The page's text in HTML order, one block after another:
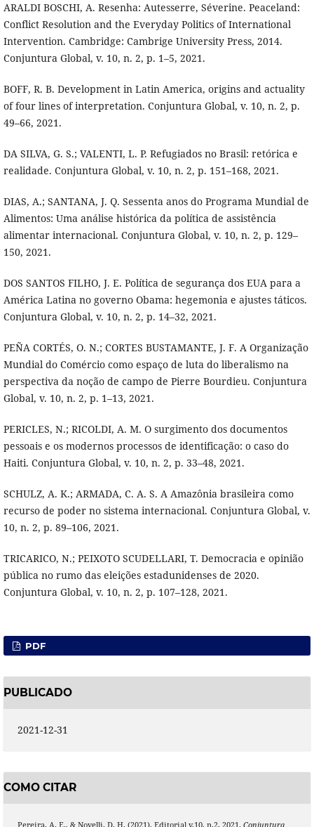
ARALDI BOSCHI, A. Resenha: Autesserre, Séverine. Peaceland:
Conflict Resolution and the Everyday Politics of International
Intervention. Cambridge: Cambrige University Press, 2014.
Conjuntura Global, v. 10, n. 2, p. 1–5, 2021.
BOFF, R. B. Development in Latin America, origins and actuality
of four lines of interpretation. Conjuntura Global, v. 10, n. 2, p.
49–66, 2021.
DA SILVA, G. S.; VALENTI, L. P. Refugiados no Brasil: retórica e
realidade. Conjuntura Global, v. 10, n. 2, p. 151–168, 2021.
DIAS, A.; SANTANA, J. Q. Sessenta anos do Programa Mundial de
Alimentos: Uma análise histórica da política de assistência
alimentar internacional. Conjuntura Global, v. 10, n. 2, p. 129–
150, 2021.
DOS SANTOS FILHO, J. E. Política de segurança dos EUA para a
América Latina no governo Obama: hegemonia e ajustes táticos.
Conjuntura Global, v. 10, n. 2, p. 14–32, 2021.
PEÑA CORTÉS, O. N.; CORTES BUSTAMANTE, J. F. A Organização
Mundial do Comércio como espaço de luta do liberalismo na
perspectiva da noção de campo de Pierre Bourdieu. Conjuntura
Global, v. 10, n. 2, p. 1–13, 2021.
PERICLES, N.; RICOLDI, A. M. O surgimento dos documentos
pessoais e os modernos processos de identificação: o caso do
Haiti. Conjuntura Global, v. 10, n. 2, p. 33–48, 2021.
SCHULZ, A. K.; ARMADA, C. A. S. A Amazônia brasileira como
recurso de poder no sistema internacional. Conjuntura Global, v.
10, n. 2, p. 89–106, 2021.
TRICARICO, N.; PEIXOTO SCUDELLARI, T. Democracia e opinião
pública no rumo das eleições estadunidenses de 2020.
Conjuntura Global, v. 10, n. 2, p. 107–128, 2021.
PDF
PUBLICADO
2021-12-31
COMO CITAR
Pereira, A. E., & Novelli, D. H. (2021). Editorial v.10, n.2, 2021. Conjuntura